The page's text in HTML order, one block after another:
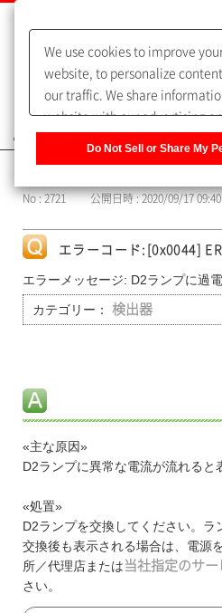
よくあるご質問（
No : 2721 公開日時 : 2020/09/17 09:40
エラーコード:[0x0044]
エラーメッセージ: D2ランプに過
カテゴリー： 検出器
«主な原因»
D2ランプに異常な電流が流れると
«処置»
D2ランプを交換してください。ラ
交換後も表示される場合は、電源
所／代理店または 当社指定のサ
さい。
We use cookies to improve
website, to personalize
our traffic. We share
website with our advertising
of our sharing information
Information] to customize your
Do Not Sell or Share My